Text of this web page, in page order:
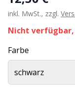
inkl. MwSt., zzgl.
Nicht
Farbe
schwarz